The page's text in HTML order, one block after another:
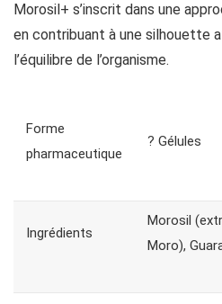
Morosil+ s’inscrit dans une
en contribuant à une silhouette
l’équilibre de l’organisme.
Forme
pharmaceutique
? Gélules
Ingrédients
Morosil
Moro),